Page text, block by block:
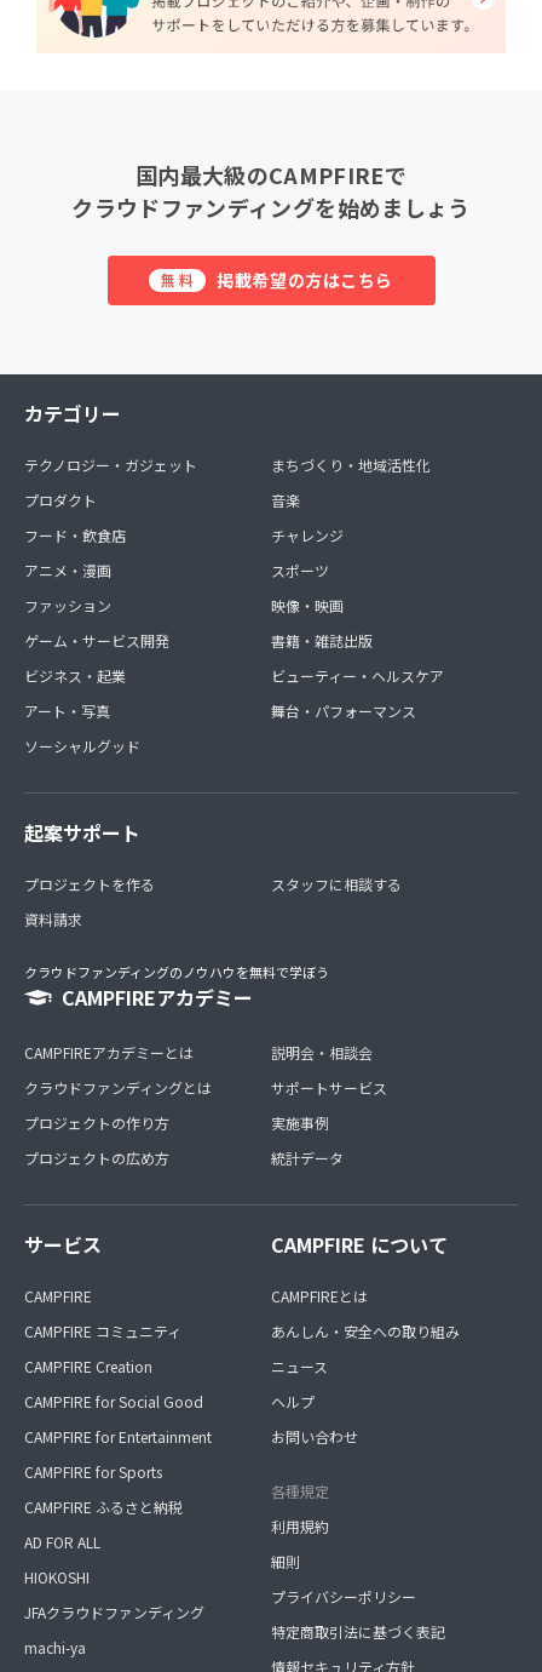
国内最大級のCAMPFIREで
クラウドファンディングを始めましょう
無料 掲載希望の方はこちら
カテゴリー
テクノロジー・ガジェット
プロダクト
フード・飲食店
アニメ・漫画
ファッション
ゲーム・サービス開発
ビジネス・起業
アート・写真
ソーシャルグッド
まちづくり・地域活性化
音楽
チャレンジ
スポーツ
映像・映画
書籍・雑誌出版
ビューティー・ヘルスケア
舞台・パフォーマンス
起案サポート
プロジェクトを作る
資料請求
スタッフに相談する
クラウドファンディングのノウハウを無料で学ぼう
CAMPFIREアカデミー
CAMPFIREアカデミーとは
クラウドファンディングとは
プロジェクトの作り方
プロジェクトの広め方
説明会・相談会
サポートサービス
実施事例
統計データ
サービス
CAMPFIRE
CAMPFIRE コミュニティ
CAMPFIRE Creation
CAMPFIRE for Social Good
CAMPFIRE for Entertainment
CAMPFIRE for Sports
CAMPFIRE ふるさと納税
AD FOR ALL
HIOKOSHI
JFAクラウドファンディング
machi-ya
CAMPFIRE について
CAMPFIREとは
あんしん・安全への取り組み
ニュース
ヘルプ
お問い合わせ
各種規定
利用規約
細則
プライバシーポリシー
特定商取引法に基づく表記
情報セキュリティ方針